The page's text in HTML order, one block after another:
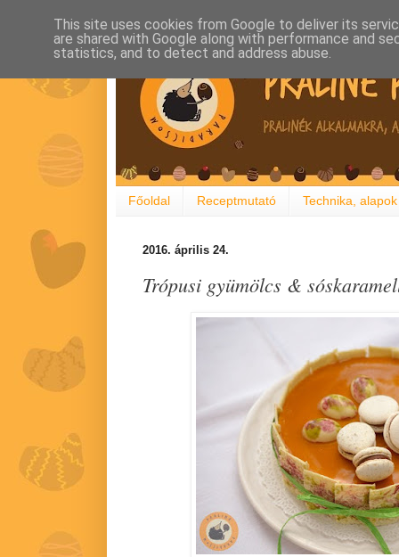
Főoldal Receptmutató Technika, alapok
2016. április 24.
Trópusi gyümölcs &
This site uses cookies from Google to deliver its
are shared with Google along with performance and
statistics, and to detect and address abuse.